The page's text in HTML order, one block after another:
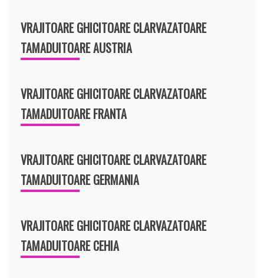
VRAJITOARE GHICITOARE CLARVAZATOARE
TAMADUITOARE AUSTRIA
VRAJITOARE GHICITOARE CLARVAZATOARE
TAMADUITOARE FRANTA
VRAJITOARE GHICITOARE CLARVAZATOARE
TAMADUITOARE GERMANIA
VRAJITOARE GHICITOARE CLARVAZATOARE
TAMADUITOARE CEHIA